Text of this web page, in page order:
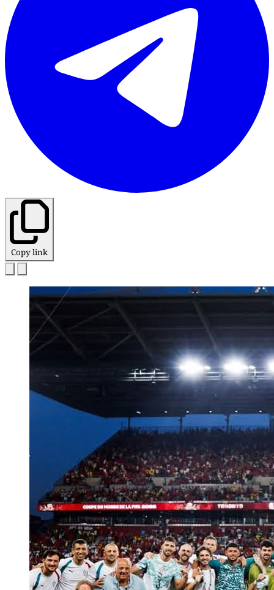
Copy link